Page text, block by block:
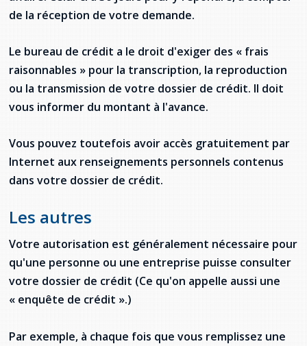
Dominic Demers
de la réception de votre demande.
Le bureau de crédit a le droit d'exiger des « frais
raisonnables » pour la transcription, la reproduction
ou la transmission de votre dossier de crédit. Il doit
vous informer du montant à l'avance.
Vous pouvez toutefois avoir accès gratuitement par
Internet aux renseignements personnels contenus
dans votre dossier de crédit.
Les autres
Votre autorisation est généralement nécessaire pour
qu'une personne ou une entreprise puisse consulter
votre dossier de crédit (Ce qu'on appelle aussi une
« enquête de crédit ».)
Par exemple, à chaque fois que vous remplissez une